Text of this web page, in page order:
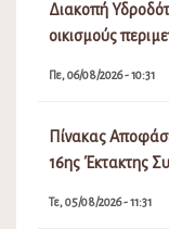
Διακοπή
οικισμούς
Πε, 06/08/2026 - 10:31
Πίνακας
16ης Έκτακτης
Τε, 05/08/2026 - 11:31